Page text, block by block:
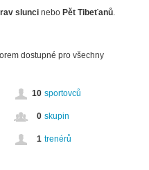
slunci nebo Pět Tibeťanů
dostupné pro všechny
10 sportovců
0 skupin
1 trenérů